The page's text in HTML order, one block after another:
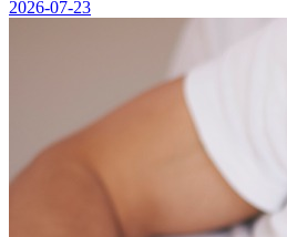
2026-07-23